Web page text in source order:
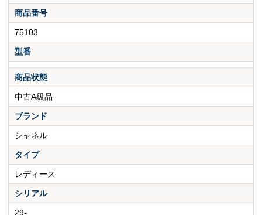
商品番号
75103
型番
商品状態
中古A級品
ブランド
シャネル
タイプ
レディース
シリアル
29-